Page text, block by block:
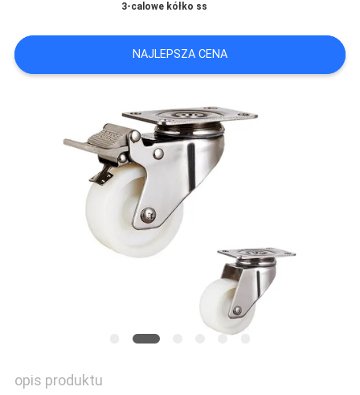
POPROSIĆ
O
SITEMAP
PRIVACY
3-calowe kółko ss
NAJLEPSZA CENA
opis produktu